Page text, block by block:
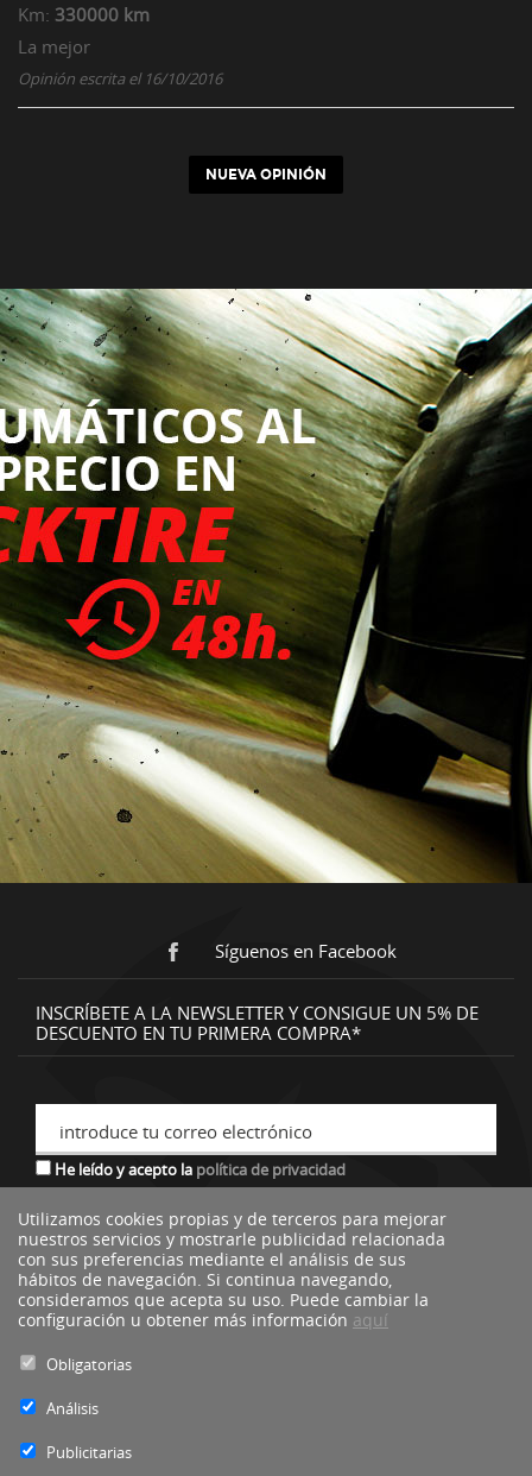
Km: 330000 km
La mejor
Opinión escrita el 16/10/2016
NUEVA OPINIÓN
Síguenos en Facebook
INSCRÍBETE A LA NEWSLETTER Y CONSIGUE UN 5% DE
DESCUENTO EN TU PRIMERA COMPRA*
introduce tu correo electrónico
He leído y acepto la política de privacidad
*descuento no acumulable a otras ofertas o promociones.
Utilizamos cookies propias y de terceros para mejorar
nuestros servicios y mostrarle publicidad relacionada
con sus preferencias mediante el análisis de sus
hábitos de navegación. Si continua navegando,
consideramos que acepta su uso. Puede cambiar la
configuración u obtener más información aquí
Obligatorias
Análisis
Publicitarias